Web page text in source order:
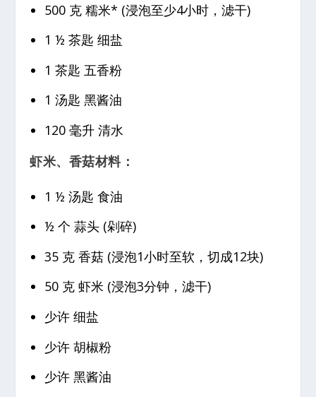
500 克 糯米* (浸泡至少4小时，滤干)
1 ½ 茶匙 细盐
1 茶匙 五香粉
1 汤匙 黑酱油
120 毫升 清水
虾米、香菇材料：
1 ½ 汤匙 食油
½ 个 蒜头 (剁碎)
35 克 香菇 (浸泡1小时至软，切成12块)
50 克 虾米 (浸泡3分钟，滤干)
少许 细盐
少许 胡椒粉
少许 黑酱油